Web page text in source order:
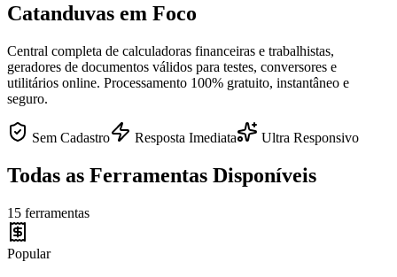
Catanduvas em Foco
Central completa de calculadoras financeiras e trabalhistas,
geradores de documentos válidos para testes, conversores e
utilitários online. Processamento 100% gratuito, instantâneo e
seguro.
Sem Cadastro Resposta Imediata Ultra Responsivo
Todas as Ferramentas Disponíveis
15 ferramentas
Popular